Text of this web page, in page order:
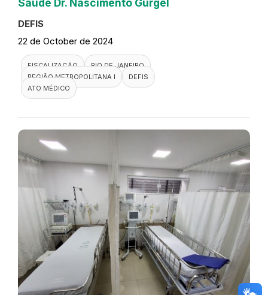
Saúde Dr. Nascimento Gurgel
DEFIS
22 de October de 2024
FISCALIZAÇÃO
RIO DE JANEIRO
REGIÃO METROPOLITANA I
DEFIS
ATO MÉDICO